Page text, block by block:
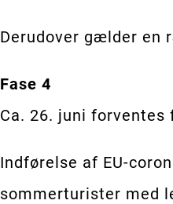
Derudover gælder en
Fase 4
Ca. 26. juni
Indførelse af EU-
sommerturister med